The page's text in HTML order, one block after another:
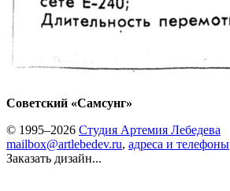
Советский «Самсунг»
© 1995–2026 Студия Артемия Лебедева
mailbox@artlebedev.ru, адреса и телефоны
Заказать дизайн...